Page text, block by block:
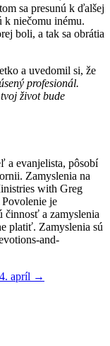
sa presunú k ďalšej
k niečomu inému.
boli, a tak sa obrátia
a uvedomil si, že
profesionál.
život bude
a evanjelista, pôsobí
Zamyslenia na
with Greg
je
činnosť a zamyslenia
platiť. Zamyslenia sú
and-
apríl →